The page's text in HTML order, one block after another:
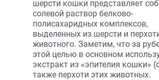
шерсти кошки представляет
солевой раствор белково-
полисахаридных комплексов,
выделенных из шерсти и
животного. Заметим, что за
этой целью в основном
экстракт из «эпителия кошки»
также перхоти этих животных.